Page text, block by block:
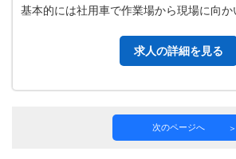
基本的には社用車で作業場から現場に向か
求人の詳細を見る
次のページへ